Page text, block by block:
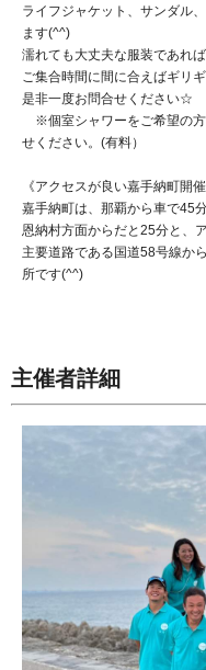
ライフジャケット、サンダル
ます(^^)
濡れても大丈夫な服装であれ
ご集合時間に間に合えばギリ
是非一度お問合せください☆
※個室シャワーをご希望の方
せください。(有料）
《アクセスが良い嘉手納町開催
嘉手納町は、那覇から車で45分
恩納村方面からだと25分と、
主要道路である国道58号線か
所です(^^)
主催者詳細